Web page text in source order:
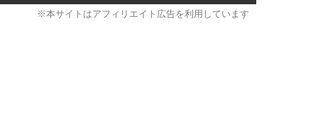
※本サイトはアフィリエイト広告を利用しています